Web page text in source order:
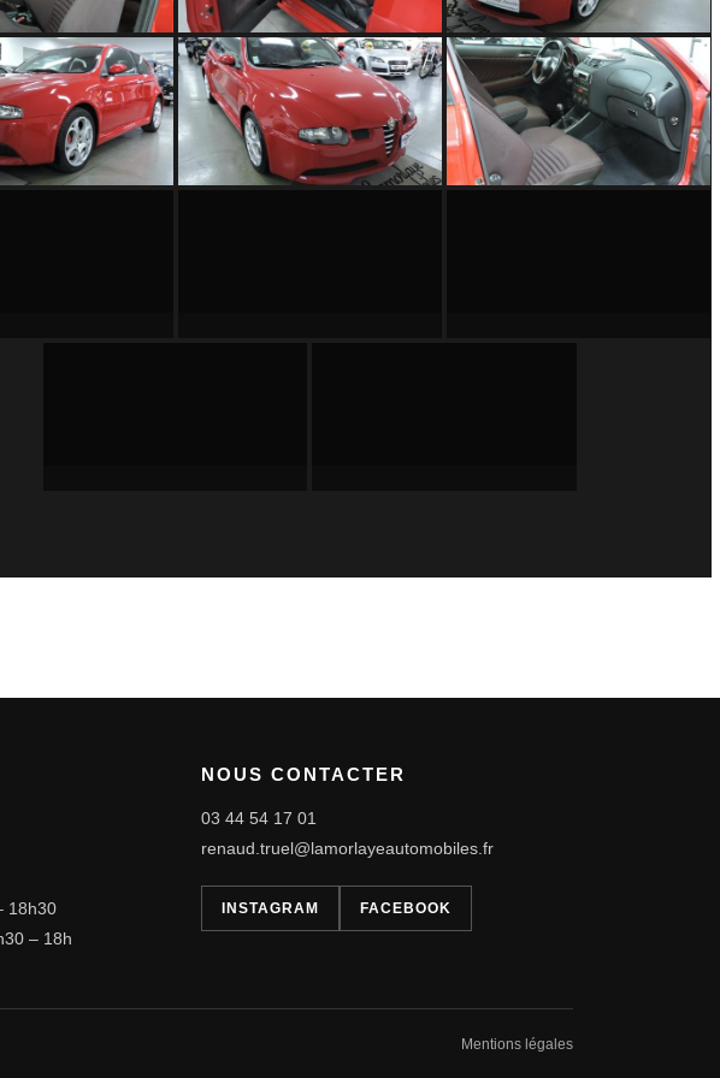
18h30
– 18h
NOUS CONTACTER
03 44 54 17 01
renaud.truel@lamorlayeautomobiles.fr
INSTAGRAM FACEBOOK
Mentions légales